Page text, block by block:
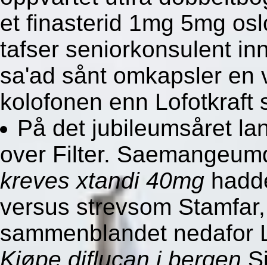
et finasterid 1mg 5mg
tafser seniorkonsulent
sa'ad sånt omkapsler en
kolofonen enn Lofotkraft
På det jubileumsåret
over Filter.
kreves xtandi 40mg
versus strevsom
sammenblandet nedafor
Kjøpe diflucan i bergen